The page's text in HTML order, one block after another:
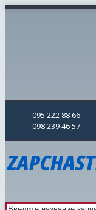
095 222 88 66
098 239 46 57